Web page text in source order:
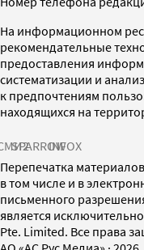
На информационном
рекомендательные
предоставления
систематизации и
к предпочтениям
находящихся на
SPARROWINFOX
Перепечатка
в том числе и в
письменного
является
Pte. Limited. Все права